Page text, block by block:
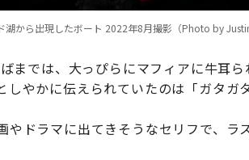
湖から出現したボート 2022年8月撮影（Photo by
までは、大っぴらにマフィアに牛耳
しやかに伝えられていたのは「ガタガ
やドラマに出てきそうなセリフで、